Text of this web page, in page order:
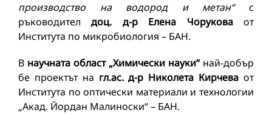
производство на водород и метан“с
ръководителдоц. д-р Елена Чоруковаот
Института по микробиология – БАН.
В научната област „Химически науки“най-добър
бе проектът на гл.ас. д-р Николета Кирчеваот
Института по оптически материали и технологии
„Акад. Йордан Малиноски“ – БАН.